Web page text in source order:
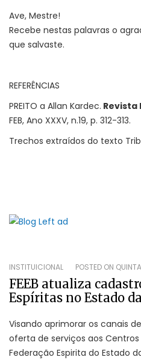
Ave, Mestre!
Recebe nestas palavras o
que salvaste.
REFERÊNCIAS
PREITO a Allan Kardec. Revista
FEB, Ano XXXV, n.19, p. 312-313.
Trechos extraídos do texto
INSTITUICIONAL POSTED ON
FEEB atualiza
Espíritas no Estado
Visando aprimorar os canais
oferta de serviços aos Centros
Federação Espirita do Estado